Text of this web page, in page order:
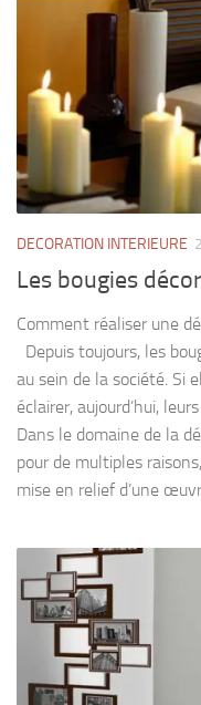
DECORATION INTERIEURE
Les bougies
Comment réaliser une
Depuis toujours, les
au sein de la société. Si
éclairer, aujourd’hui,
Dans le domaine de la
pour de multiples
mise en relief d’une